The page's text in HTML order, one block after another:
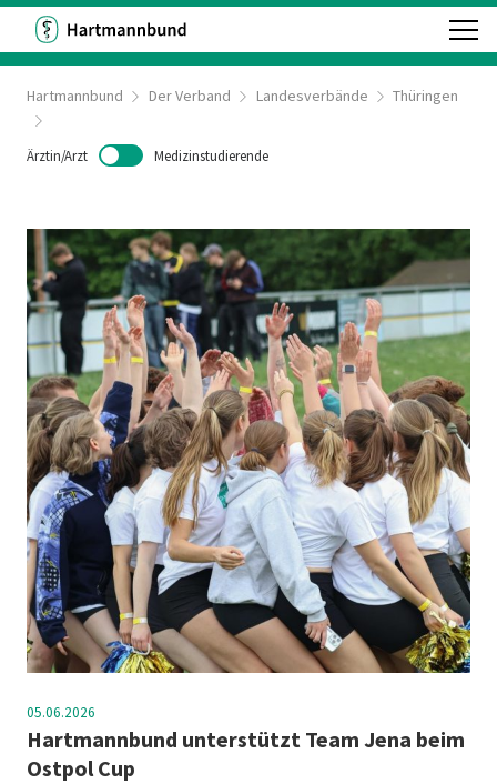
Hartmannbund Der Verband Landesverbände Thüringen
Ärztin/Arzt Medizinstudierende
05.06.2026
Hartmannbund unterstützt Team Jena beim
Ostpol Cup